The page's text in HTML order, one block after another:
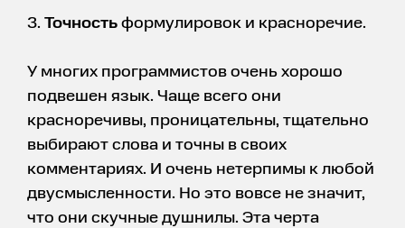
3. Точность формулировок и красноречие.
У многих программистов очень хорошо
подвешен язык. Чаще всего они
красноречивы, проницательны, тщательно
выбирают слова и точны в своих
комментариях. И очень нетерпимы к любой
двусмысленности. Но это вовсе не значит,
что они скучные душнилы. Эта черта